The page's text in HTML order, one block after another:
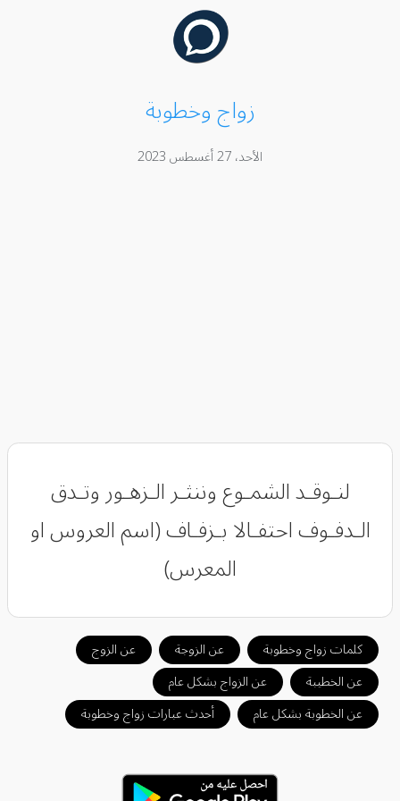
زواج وخطوبة
الأحد، 27 أغسطس 2023
لنـوقـد الشمـوع وننثـر الـزهـور وتـدق
الـدفـوف احتفـالا بـزفـاف (اسم العروس او
المعرس)
كلمات زواج وخطوبة عن الزوجة
عن الزوج
عن الخطيبة
عن الزواج بشكل عام
عن الخطوبة بشكل عام
أحدث عبارات زواج وخطوبة